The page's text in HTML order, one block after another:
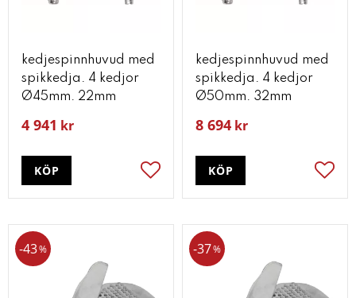
kedjespinnhuvud med
spikkedja. 4 kedjor
Ø45mm. 22mm
4 941 kr
Lägg till i favoriter
KÖP
kedjespinnhuvud med
spikkedja. 4 kedjor
Ø50mm. 32mm
8 694 kr
KÖP
43% 37%